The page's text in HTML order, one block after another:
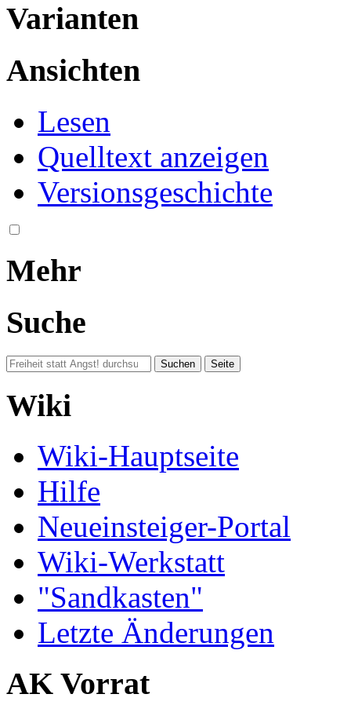
Varianten
Ansichten
Lesen
Quelltext anzeigen
Versionsgeschichte
Mehr
Suche
Wiki
Wiki-Hauptseite
Hilfe
Neueinsteiger-Portal
Wiki-Werkstatt
"Sandkasten"
Letzte Änderungen
AK Vorrat